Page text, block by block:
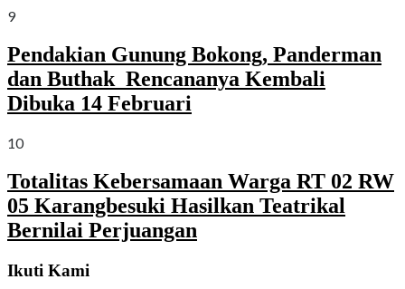
9
Pendakian Gunung Bokong, Panderman
dan Buthak Rencananya Kembali
Dibuka 14 Februari
10
Totalitas Kebersamaan Warga RT 02 RW
05 Karangbesuki Hasilkan Teatrikal
Bernilai Perjuangan
Ikuti Kami